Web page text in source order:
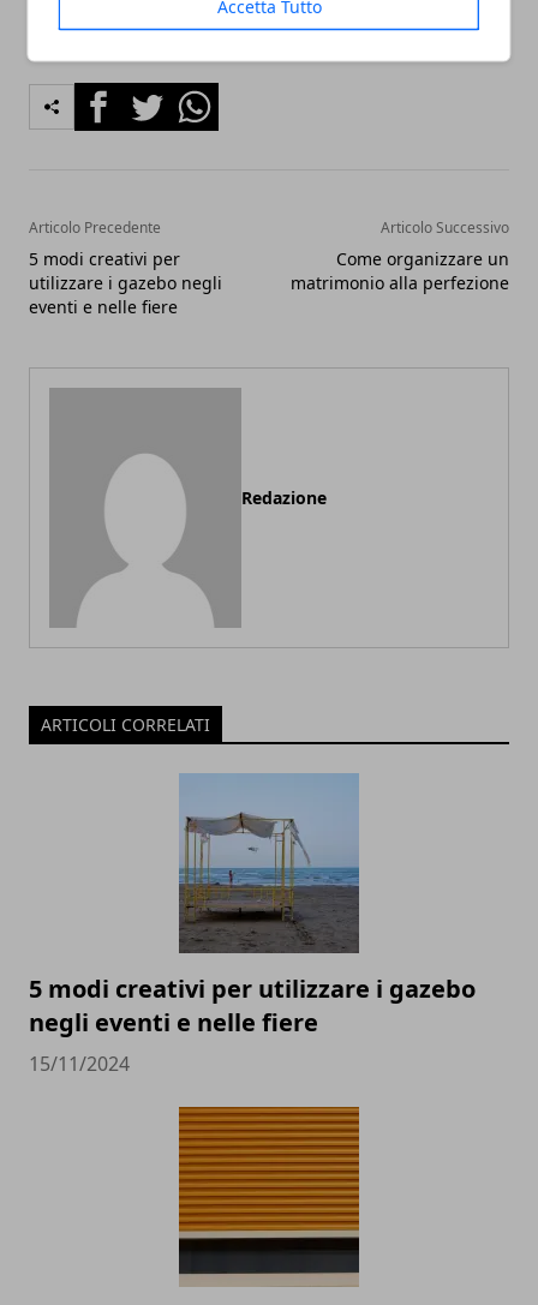
Accetta Tutto
FacebookTwitterWhatsapp
Articolo Precedente
5 modi creativi per
utilizzare i gazebo negli
eventi e nelle fiere
Articolo Successivo
Come organizzare un
matrimonio alla perfezione
Redazione
ARTICOLI CORRELATI
5 modi creativi per utilizzare i gazebo
negli eventi e nelle fiere
15/11/2024